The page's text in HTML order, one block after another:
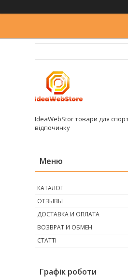
IdeaWebStor товари для
відпочинку
КАТАЛОГ
ОТЗЫВЫ
ДОСТАВКА И ОПЛАТА
ВОЗВРАТ И ОБМЕН
СТАТТІ
Графік роботи